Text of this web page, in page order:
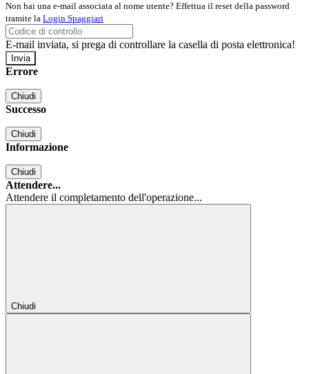
Non hai una e-mail associata al nome utente? Effettua il reset della password
tramite la Login Spaggiari
E-mail inviata, si prega di controllare la casella di posta elettronica!
Errore
Chiudi
Successo
Chiudi
Informazione
Chiudi
Attendere...
Attendere il completamento dell'operazione...
Chiudi